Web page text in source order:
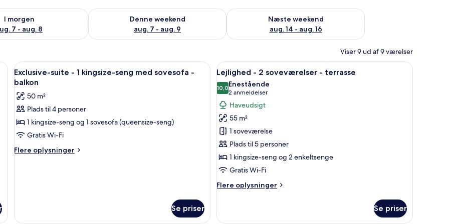
I morgen
7 - aug. 8
for i morgen aug. 7 - aug. 8
Denne weekend
aug. 7 - aug. 9
Tjek tilgængelighed for denne weekend aug. 7 - aug. 9
Næste weekend
aug. 14 - aug. 16
Tjek tilgængelighed for næste weekend aug. 14 - aug. 16
Viser 9 ud af 9 værelser
mørkt mønstret tapet, en lysekrone og et vindue.
Indlæs
alle
billeder
af
Exclusive-
suite
-
1
balkon
Et moderne soveværelse med en stor seng, et natbord og udsigt til det fri.
6
Exclusive-suite - 1 kingsize-seng med sovesofa -
balkon
50 m²
Plads til 4 personer
1 kingsize-seng og 1 sovesofa (queensize-seng)
Gratis Wi-Fi
Flere oplysninger
Flere
seng
Se priser
Indlæs
alle
billeder
af
Lejlighed
-
2
soveværelser
-
terrasse
Et moderne soveværelse med en stor
5
Lejlighed - 2 soveværelser - terrasse
10,010,0 ud af 10
Enestående
2 anmeldelser
(2
anmeldelser)
Haveudsigt
55 m²
1 soveværelse
Plads til 5 personer
1 kingsize-seng og 2 enkeltsenge
Gratis Wi-Fi
Flere oplysninger
Flere
-
Se priser